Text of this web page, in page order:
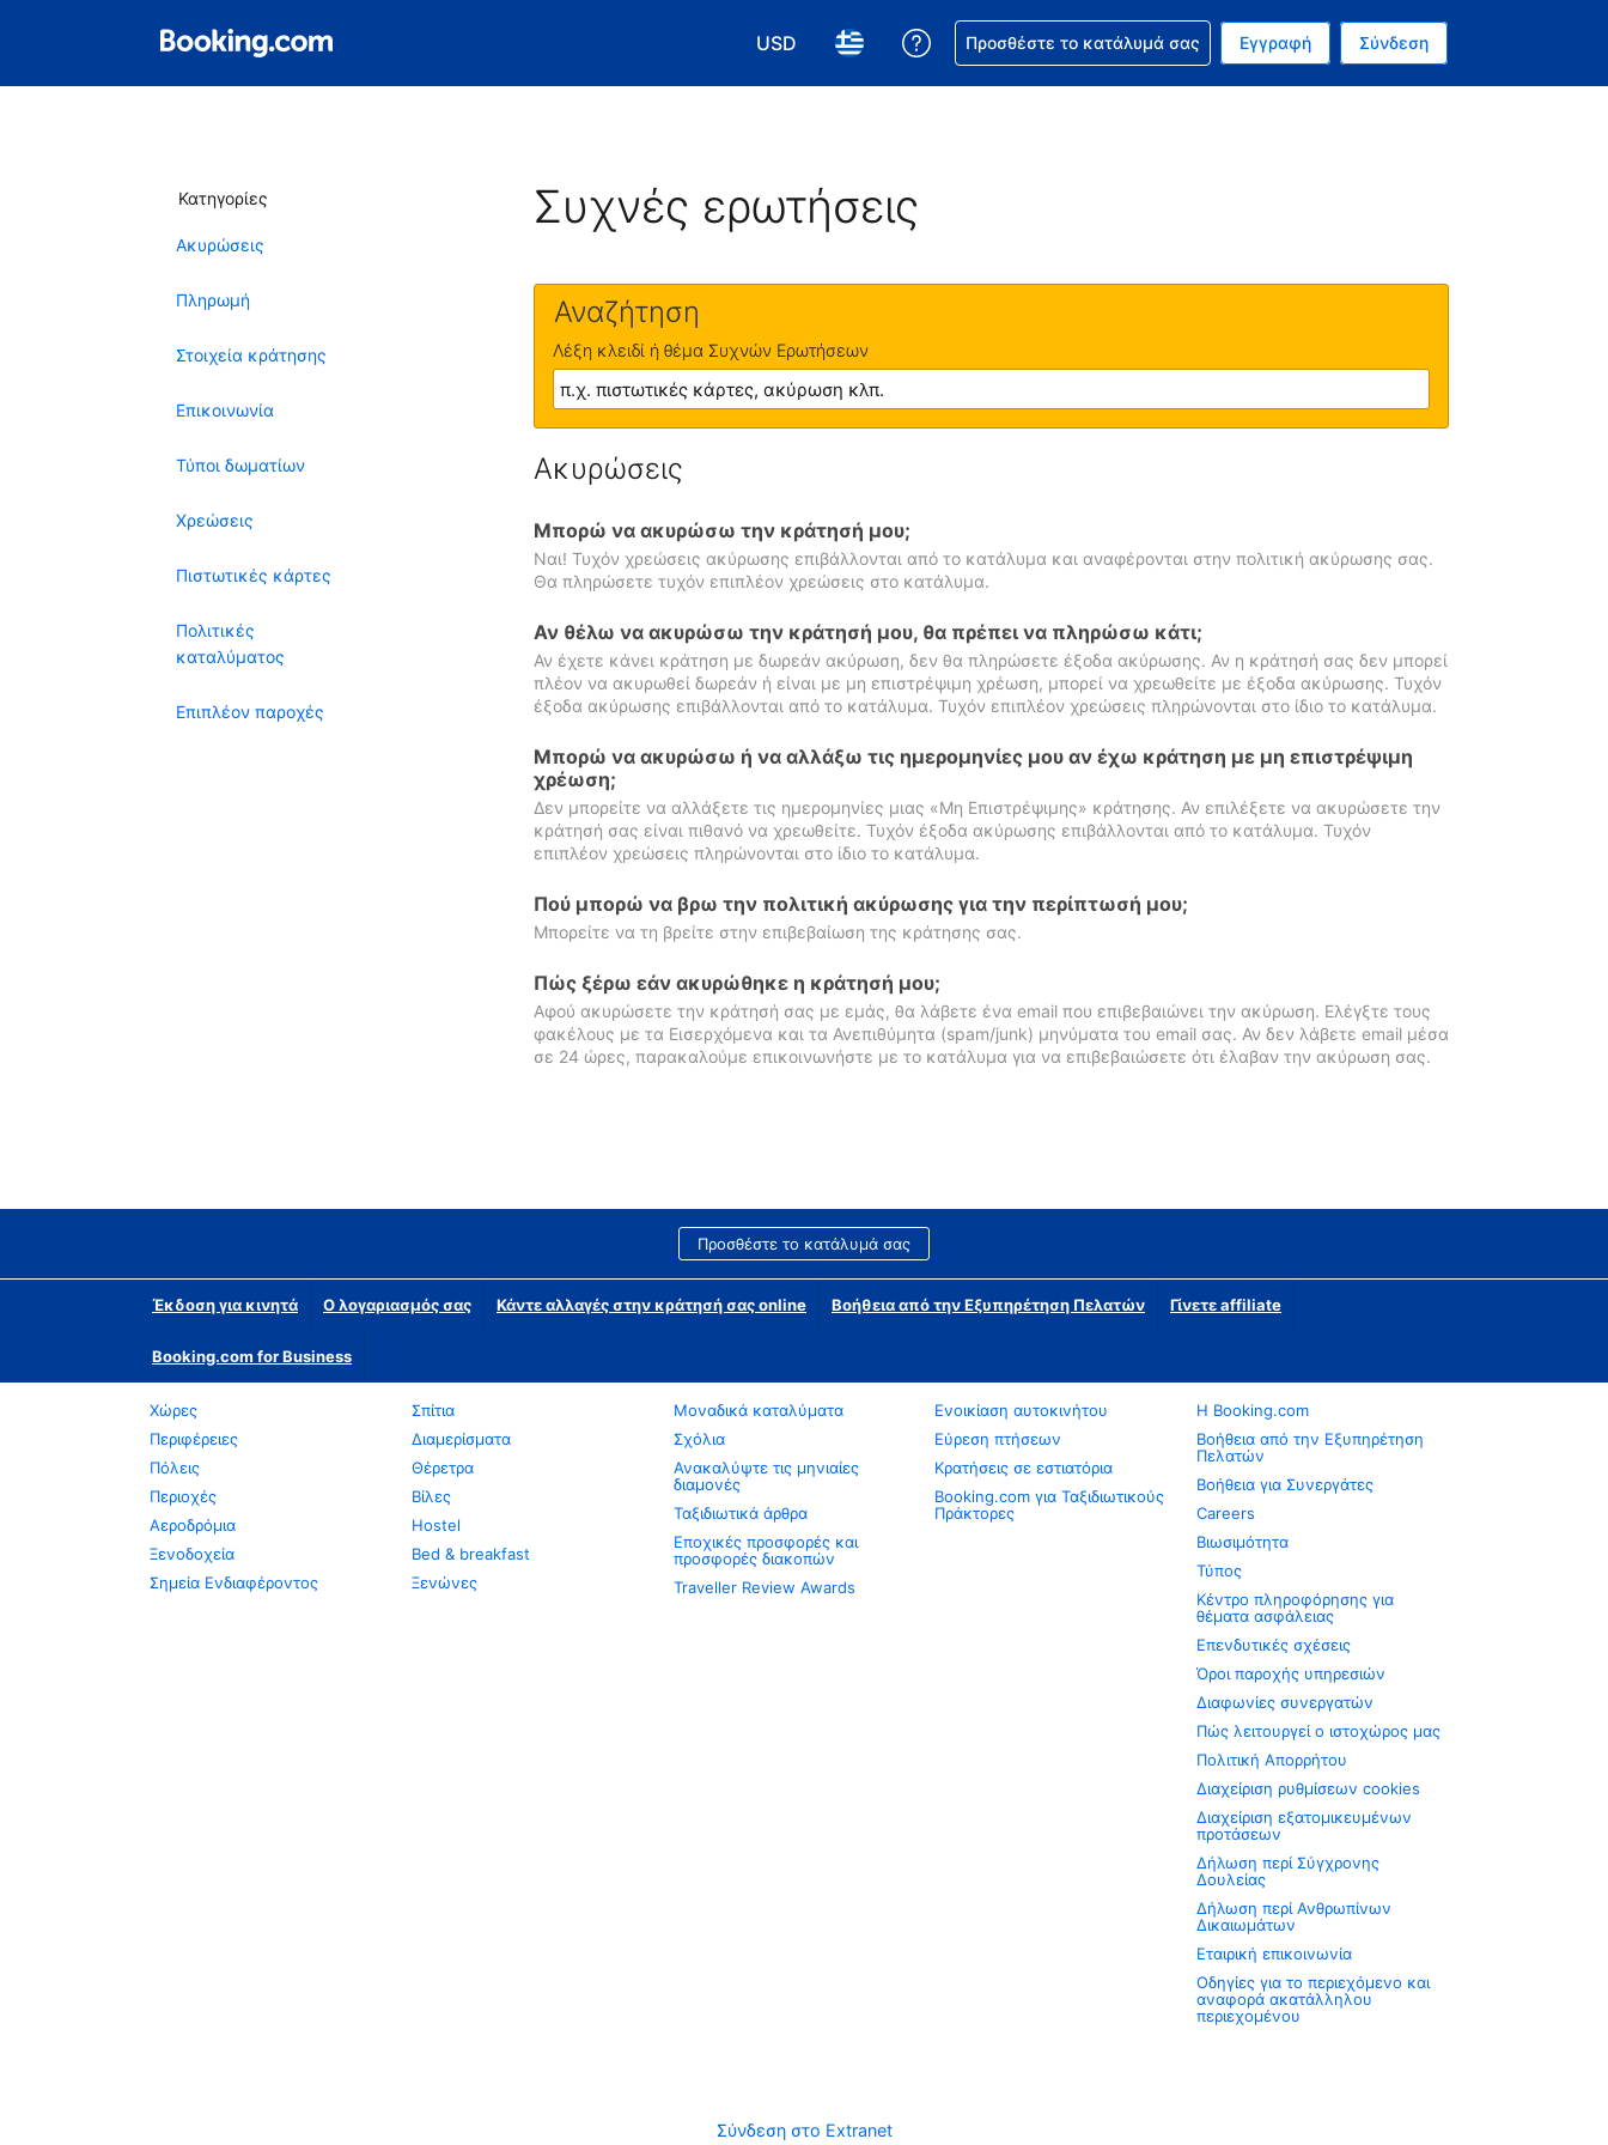
USD
Επιλέξτε το νόμισμά σας. Το τωρινό σας νόμισμα είναι Δολάριο Η.Π.Α.
Επιλέξτε τη γλώσσα σας. Η τωρινή σας γλώσσα είναι τα Ελληνικά
Βοήθεια για την κράτησή σας
Προσθέστε το κατάλυμά σας Εγγραφή Σύνδεση
Κατηγορίες
Ακυρώσεις
Πληρωμή
Στοιχεία κράτησης
Επικοινωνία
Τύποι δωματίων
Χρεώσεις
Πιστωτικές κάρτες
Πολιτικές
καταλύματος
Επιπλέον παροχές
Συχνές ερωτήσεις
Αναζήτηση
Λέξη κλειδί ή θέμα Συχνών Ερωτήσεων
Ακυρώσεις
Μπορώ να ακυρώσω την κράτησή μου;
Ναι! Τυχόν χρεώσεις ακύρωσης επιβάλλονται από το κατάλυμα και αναφέρονται στην πολιτική ακύρωσης σας.
Θα πληρώσετε τυχόν επιπλέον χρεώσεις στο κατάλυμα.
Αν θέλω να ακυρώσω την κράτησή μου, θα πρέπει να πληρώσω κάτι;
Αν έχετε κάνει κράτηση με δωρεάν ακύρωση, δεν θα πληρώσετε έξοδα ακύρωσης. Αν η κράτησή σας δεν μπορεί
πλέον να ακυρωθεί δωρεάν ή είναι με μη επιστρέψιμη χρέωση, μπορεί να χρεωθείτε με έξοδα ακύρωσης. Τυχόν
έξοδα ακύρωσης επιβάλλονται από το κατάλυμα. Τυχόν επιπλέον χρεώσεις πληρώνονται στο ίδιο το κατάλυμα.
Μπορώ να ακυρώσω ή να αλλάξω τις ημερομηνίες μου αν έχω κράτηση με μη επιστρέψιμη
χρέωση;
Δεν μπορείτε να αλλάξετε τις ημερομηνίες μιας «Μη Επιστρέψιμης» κράτησης. Αν επιλέξετε να ακυρώσετε την
κράτησή σας είναι πιθανό να χρεωθείτε. Τυχόν έξοδα ακύρωσης επιβάλλονται από το κατάλυμα. Τυχόν
επιπλέον χρεώσεις πληρώνονται στο ίδιο το κατάλυμα.
Πού μπορώ να βρω την πολιτική ακύρωσης για την περίπτωσή μου;
Μπορείτε να τη βρείτε στην επιβεβαίωση της κράτησης σας.
Πώς ξέρω εάν ακυρώθηκε η κράτησή μου;
Αφού ακυρώσετε την κράτησή σας με εμάς, θα λάβετε ένα email που επιβεβαιώνει την ακύρωση. Ελέγξτε τους
φακέλους με τα Εισερχόμενα και τα Ανεπιθύμητα (spam/junk) μηνύματα του email σας. Αν δεν λάβετε email μέσα
σε 24 ώρες, παρακαλούμε επικοινωνήστε με το κατάλυμα για να επιβεβαιώσετε ότι έλαβαν την ακύρωση σας.
Προσθέστε το κατάλυμά σας
Έκδοση για κινητά Ο λογαριασμός σας Κάντε αλλαγές στην κράτησή σας online Βοήθεια από την Εξυπηρέτηση Πελατών Γίνετε affiliate
Booking.com for Business
Χώρες
Περιφέρειες
Πόλεις
Περιοχές
Αεροδρόμια
Ξενοδοχεία
Σημεία Ενδιαφέροντος
Σπίτια
Διαμερίσματα
Θέρετρα
Βίλες
Hostel
Bed & breakfast
Ξενώνες
Μοναδικά καταλύματα
Σχόλια
Ανακαλύψτε τις μηνιαίες
διαμονές
Ταξιδιωτικά άρθρα
Εποχικές προσφορές και
προσφορές διακοπών
Traveller Review Awards
Ενοικίαση αυτοκινήτου
Εύρεση πτήσεων
Κρατήσεις σε εστιατόρια
Booking.com για Ταξιδιωτικούς
Πράκτορες
Η Booking.com
Βοήθεια από την Εξυπηρέτηση
Πελατών
Βοήθεια για Συνεργάτες
Careers
Βιωσιμότητα
Τύπος
Κέντρο πληροφόρησης για
θέματα ασφάλειας
Επενδυτικές σχέσεις
Όροι παροχής υπηρεσιών
Διαφωνίες συνεργατών
Πώς λειτουργεί ο ιστοχώρος μας
Πολιτική Απορρήτου
Διαχείριση ρυθμίσεων cookies
Διαχείριση εξατομικευμένων
προτάσεων
Δήλωση περί Σύγχρονης
Δουλείας
Δήλωση περί Ανθρωπίνων
Δικαιωμάτων
Εταιρική επικοινωνία
Οδηγίες για το περιεχόμενο και
αναφορά ακατάλληλου
περιεχομένου
Σύνδεση στο Extranet